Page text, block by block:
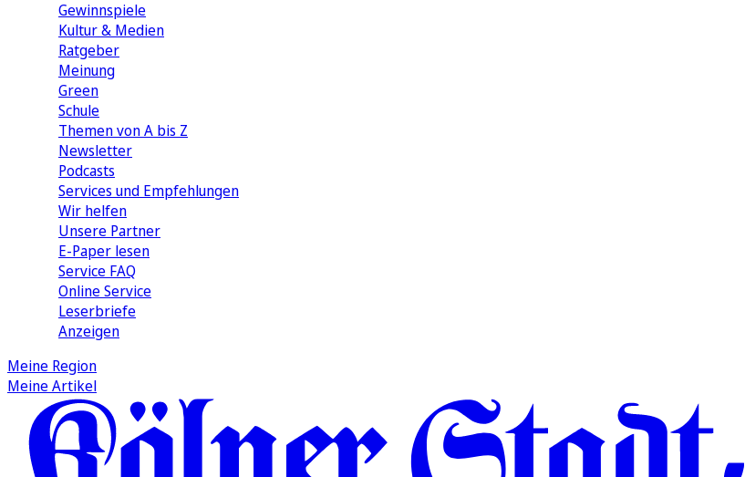
Gewinnspiele
Kultur & Medien
Ratgeber
Meinung
Green
Schule
Themen von A bis Z
Newsletter
Podcasts
Services und Empfehlungen
Wir helfen
Unsere Partner
E-Paper lesen
Service FAQ
Online Service
Leserbriefe
Anzeigen
Meine Region
Meine Artikel